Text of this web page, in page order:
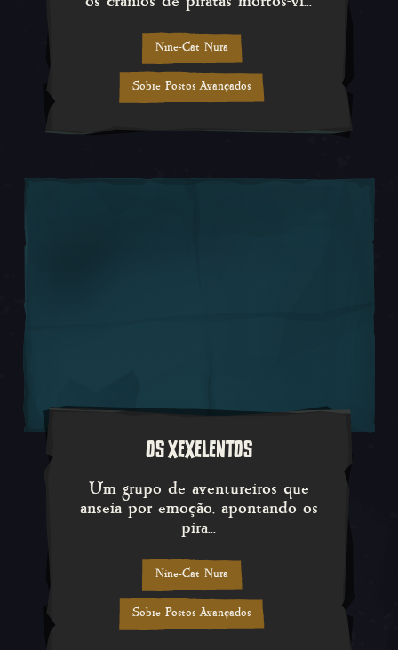
Nine-Cat Nura
Sobre Postos Avançados
OS XEXELENTOS
Um grupo de aventureiros que
anseia por emoção, apontando os
pira...
Um grupo de aventureiros que
Nine-Cat Nura
Sobre Postos Avançados